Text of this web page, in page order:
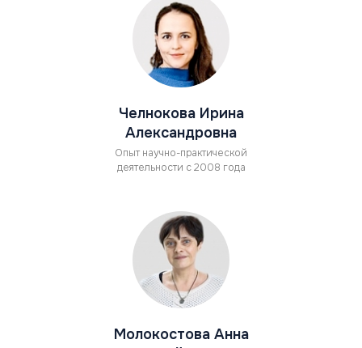
Челнокова Ирина
Александровна
Опыт научно-практической
деятельности с 2008 года
Молокостова Анна